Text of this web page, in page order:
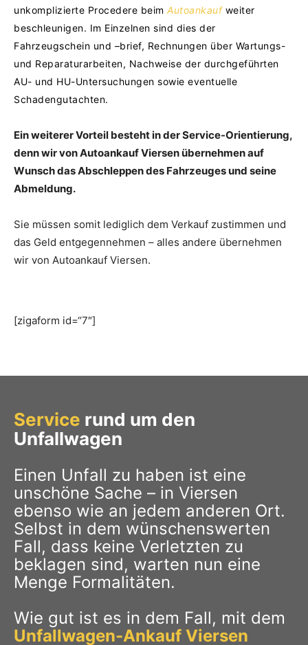
unkomplizierte Procedere beim Autoankaufweiter
beschleunigen. Im Einzelnen sind dies der
Fahrzeugschein und –brief, Rechnungen über Wartungs-
und Reparaturarbeiten, Nachweise der durchgeführten
AU- und HU-Untersuchungen sowie eventuelle
Schadengutachten.
Ein weiterer Vorteil besteht in der Service-Orientierung,
denn wir von Autoankauf Viersen übernehmen auf
Wunsch das Abschleppen des Fahrzeuges und seine
Abmeldung.
Sie müssen somit lediglich dem Verkauf zustimmen und
das Geld entgegennehmen – alles andere übernehmen
wir von Autoankauf Viersen.
[zigaform id=“7″]
Service rund um den
Unfallwagen
Einen Unfall zu haben ist eine
unschöne Sache – in Viersen
ebenso wie an jedem anderen Ort.
Selbst in dem wünschenswerten
Fall, dass keine Verletzten zu
beklagen sind, warten nun eine
Menge Formalitäten.
Wie gut ist es in dem Fall, mit dem
Unfallwagen-Ankauf Viersen